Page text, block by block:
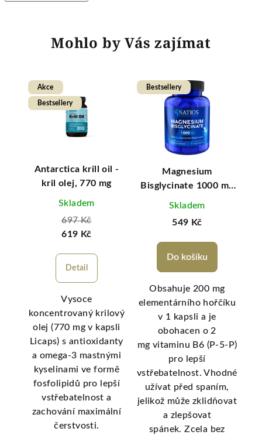
Mohlo by Vás zajímat
Akce
Bestsellery
Antarctica krill oil -
kril olej, 770 mg
Skladem
697 Kč
619 Kč
Detail
Vysoce
koncentrovaný krilový
olej (770 mg v kapsli
Licaps) s antioxidanty
a omega-3 mastnými
kyselinami ve formě
fosfolipidů pro lepší
vstřebatelnost a
zachování maximální
čerstvosti.
Bestsellery
Magnesium
Bisglycinate 1000 mg
+ B6, 90 veg. kapslí,
Skladem
549 Kč
Do košíku
Obsahuje 200 mg
elementárního hořčíku
v 1 kapsli a je
obohacen o 2
mg vitaminu B6 (P-5-P)
pro lepší
vstřebatelnost. Vhodné
užívat před spaním,
jelikož může zklidňovat
a zlepšovat
spánek. Zcela bez